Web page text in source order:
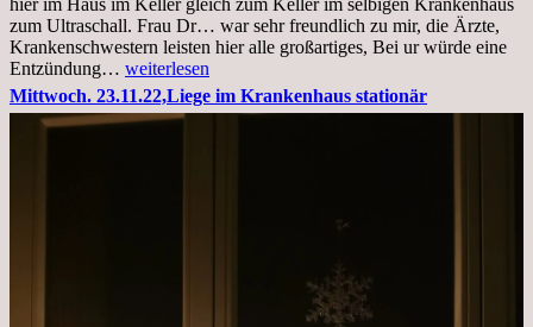
hier im Haus im Keller gleich zum Keller im selbigen Krankenhaus
zum Ultraschall. Frau Dr… war sehr freundlich zu mir, die Ärzte,
Krankenschwestern leisten hier alle großartiges, Bei ur würde eine
Entzündung… Freitag,
25.11.2022
Kleines
weiterlesen
Mittwoch. 23.11.22,Liege im Krankenhaus stationär